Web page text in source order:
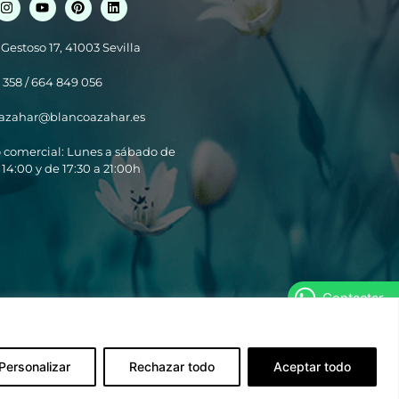
Rechazar todo Aceptar todo
17, 41003 Sevilla
358 / 664 849 056
comercial: Lunes a sábado de
y de 17:30 a 21:00h
Contactar